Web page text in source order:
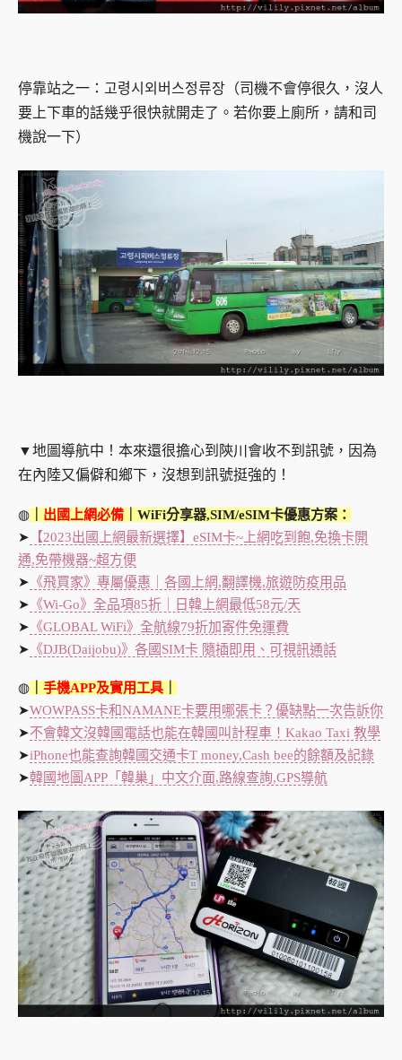
停靠站之一：고령시외버스정류장（司機不會停很久，沒人
要上下車的話幾乎很快就開走了。若你要上廁所，請和司
機說一下）
▼地圖導航中！本來還很擔心到陝川會收不到訊號，因為
在內陸又偏僻和鄉下，沒想到訊號挺強的！
◍ 出國上網必備 ｜WiFi分享器,SIM/eSIM卡優惠方案：
➤ 【2023出國上網最新選擇】eSIM卡~上網吃到飽,免換卡開
通,免帶機器~超方便
➤ 《飛買家》專屬優惠｜各國上網,翻譯機,旅遊防疫用品
➤ 《Wi-Go》全品項85折｜日韓上網最低58元/天
➤ 《GLOBAL WiFi》全航線79折加寄件免運費
➤ 《DJB(Daijobu)》各國SIM卡 隨插即用、可視訊通話
◍ 手機APP及實用工具
➤WOWPASS卡和NAMANE卡要用哪張卡？優缺點一次告訴你
➤不會韓文沒韓國電話也能在韓國叫計程車！Kakao Taxi 教學
➤iPhone也能查詢韓國交通卡T money,Cash bee的餘額及記錄
➤韓國地圖APP「韓巢」中文介面,路線查詢,GPS導航